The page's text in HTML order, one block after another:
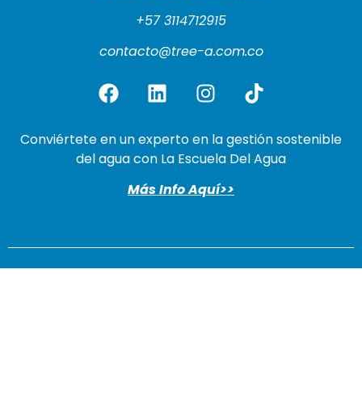
+57 3114712915
contacto@tree-a.com.co
Conviértete en un experto en la gestión sostenible
del agua con La Escuela Del Agua
Más Info Aquí>>